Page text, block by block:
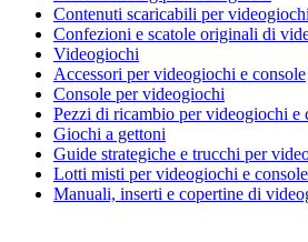
Contenuti scaricabili per
Confezioni e scatole originali di
Videogiochi
Accessori per videogiochi e console
Console per videogiochi
Pezzi di ricambio per videogiochi e
Giochi a gettoni
Guide strategiche e trucchi per
Lotti misti per videogiochi e console
Manuali, inserti e copertine di